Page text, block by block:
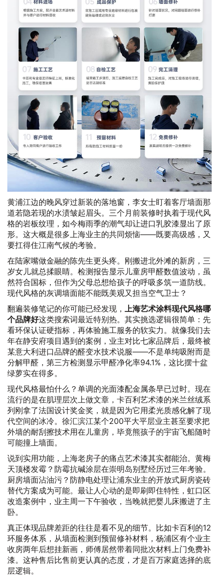
黄浦江边的晚风穿过新装的落地窗，李女士盯着客厅墙面那
道若隐若现的水渍皱起眉头。三个月前装修时执着于现代风
格的岩板纹理，如今梅雨季的潮气却让进口乳胶漆显出了原
形。这大概是很多上海业主的共同烦恼——既要高级感，又
要扛得住江南气候的考验。
在陆家嘴做金融的陈先生更头疼。刚搬进北外滩的新房，三
岁女儿就总揉眼睛。检测报告显示儿童房甲醛数值波动，虽
然符合国标，但作为父母总想给孩子的呼吸多筑一道防线。
现代风格的灰调墙面能不能既美观又担当空气卫士？
翻遍装修笔记的你可能已经发现，
上海艺术涂料现代风格哪
个品牌好这类搜索词最近特别热。其实挑选逻辑很简单：先
看环保认证硬指标，再体验施工服务的软实力。就像我们去
年在静安府项目遇到的案例，业主对比七家品牌后，最终被
某意大利进口品牌的醛变水技术说服——不是单纯吸附而是
分解甲醛，第三方检测显示甲醛净化率94.1%，这比摆十盆
绿萝实在得多。
现代风格最怕什么？单调的光面漆配金属条早已过时。现在
流行的是在肌理层次上做文章，卡百利艺术漆的米兰丝绒系
列刚拿了法国设计奖金奖，就是因为它用柔光质感化解了现
代空间的冰冷。徐汇滨江某个200平大平层业主甚至要求把
外墙的耐刮擦技术用在儿童房，毕竟熊孩子的宇宙飞船随时
可能撞上墙面。
说到实用功能，上海老房子的痛点艺术漆其实都能治。黄梅
天顶楼发霉？防霉抗碱涂层在崇明岛别墅经历过三年考验。
厨房墙面沾油污？防静电处理让浦东业主的开放式厨房瓷砖
替代方案成为可能。最让人心动的是即刷即住特性，虹口区
改造案例中，业主周一下午验收，当晚就把婴儿床搬进了主
卧。
真正体现品牌差距的往往是看不见的细节。比如卡百利的12
环服务体系，从墙面检测到预留修补材料，杨浦区有个业主
收房两年后想挂新画，师傅居然带着同批次材料上门免费补
漆。这种售后比售前更认真的态度，才是百万家庭选择的底
层逻辑。